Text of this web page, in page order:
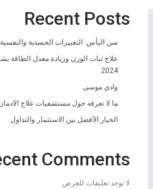
Recent Posts
سن اليأس: التغييرات الجسدية والنفسية
علاج ثبات الوزن وزيادة معدل
2024
وادي موسى
ما لا تعرفه حول مستشفيات علاج
الخيار الأفضل بين الاستثمار والتداول
Comments
لا توجد تعليقات للعرض.